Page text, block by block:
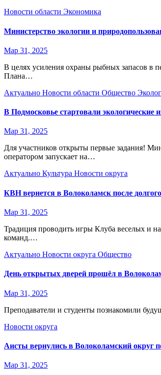
Новости области Экономика
Министерство экологии и
Мар 31, 2025
В целях усиления охраны рыбных запасов в
Плана…
Актуально Новости области Общество
В Подмосковье стартовали экологические
Мар 31, 2025
Для участников открыты первые задания!
оператором запускает на…
Актуально Культура Новости округа
КВН вернется в Волоколамск после
Мар 31, 2025
Традиция проводить игры Клуба веселых и
команд.…
Актуально Новости округа Общество
День открытых дверей прошёл в
Мар 31, 2025
Преподаватели и студенты познакомили
Новости округа
Аисты вернулись в Волоколамский округ
Мар 31, 2025